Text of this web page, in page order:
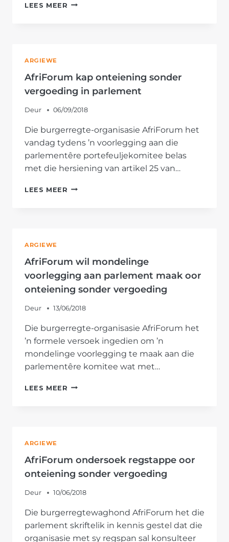
LEES MEER AFRIFORUM
PARLEMENTSBESLUIT
GRONDWET
GEWYSIG
MOET
WORD
OM
ONTEIENING
SONDER
VERGOEDING
TE
ARGIEWE
AfriForum kap onteiening sonder
vergoeding in parlement
Deur 06/09/2018
Die burgerregte-organisasie AfriForum het
vandag tydens ’n voorlegging aan die
parlementêre portefeuljekomitee belas
met die hersiening van artikel 25 van…
LEES MEER AFRIFORUM
ARGIEWE
AfriForum wil mondelinge
voorlegging aan parlement maak oor
onteiening sonder vergoeding
Deur 13/06/2018
Die burgerregte-organisasie AfriForum het
’n formele versoek ingedien om ’n
mondelinge voorlegging te maak aan die
parlementêre komitee wat met…
LEES MEER AFRIFORUM
OOR
SONDER
VERGOEDING
ARGIEWE
AfriForum ondersoek regstappe oor
onteiening sonder vergoeding
Deur 10/06/2018
Die burgerregtewaghond AfriForum het die
parlement skriftelik in kennis gestel dat die
organisasie met sy regspan sal konsulteer